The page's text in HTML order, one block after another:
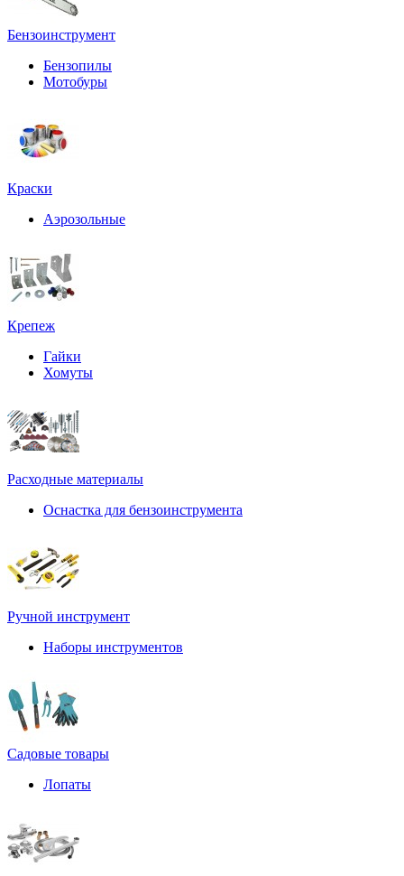
Бензоинструмент
Бензопилы
Мотобуры
Краски
Аэрозольные
Крепеж
Гайки
Хомуты
Расходные материалы
Оснастка для бензоинструмента
Ручной инструмент
Наборы инструментов
Садовые товары
Лопаты